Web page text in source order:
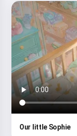
Our little Sophie